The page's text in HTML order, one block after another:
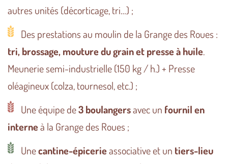
autres unités (décorticage, tri…) ;
Des prestations au moulin de la Grange des Roues :
tri, brossage, mouture du grain et presse à huile.
Meunerie semi-industrielle (150 kg / h.) + Presse
oléagineux (colza, tournesol, etc.) ;
Une équipe de3 boulangersavec un fournil en
interneà la Grange des Roues ;
Unecantine-épicerieassociative et un tiers-lieu